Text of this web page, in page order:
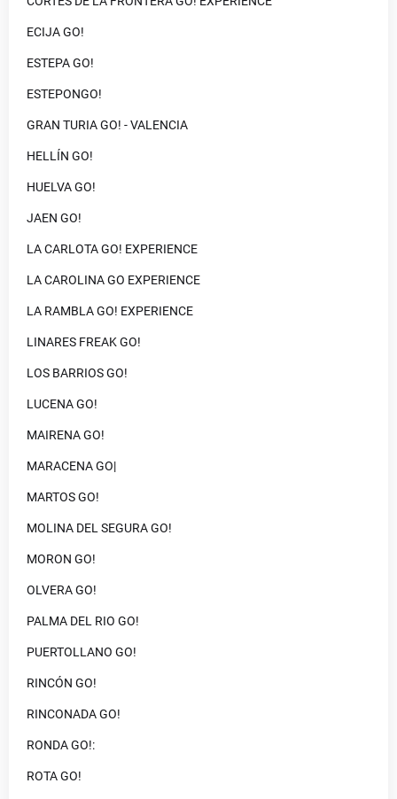
ECIJA GO!
ESTEPA GO!
ESTEPONGO!
GRAN TURIA GO! - VALENCIA
HELLÍN GO!
HUELVA GO!
JAEN GO!
LA CARLOTA GO! EXPERIENCE
LA CAROLINA GO EXPERIENCE
LA RAMBLA GO! EXPERIENCE
LINARES FREAK GO!
LOS BARRIOS GO!
LUCENA GO!
MAIRENA GO!
MARACENA GO|
MARTOS GO!
MOLINA DEL SEGURA GO!
MORON GO!
OLVERA GO!
PALMA DEL RIO GO!
PUERTOLLANO GO!
RINCÓN GO!
RINCONADA GO!
RONDA GO!:
ROTA GO!